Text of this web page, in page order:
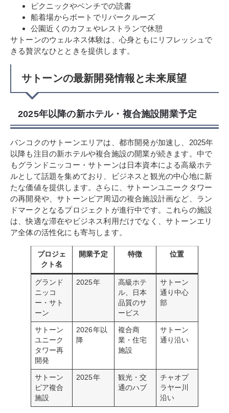
ピクニックやベンチでの読書
船着場からボートでリバークルーズ
公園近くのカフェやレストランで休憩
サトーンのウェルネス体験は、心身ともにリフレッシュで
きる贅沢なひとときを提供します。
サトーンの最新開発情報と未来展望
2025年以降の新ホテル・複合施設開業予定
バンコクのサトーンエリアは、都市開発が加速し、2025年
以降も注目の新ホテルや複合施設の開業が続きます。中で
もグランドニッコー・サトーンは日本資本による高級ホテ
ルとして話題を集めており、ビジネスと観光の中心地に新
たな価値を提供します。さらに、サトーンユニークタワー
の再開発や、サトーンピア周辺の複合施設計画など、ラン
ドマークとなるプロジェクトが進行中です。これらの施設
は、快適な滞在やビジネス利用だけでなく、サトーンエリ
ア全体の活性化にも寄与します。
プロジェ
クト名
開業予定 特徴 位置
グランド
ニッコ
ー・サト
ーン
2025年
高級ホテ
ル、日本
品質のサ
ービス
サトーン
通り中心
部
サトーン
ユニーク
タワー再
開発
2026年以
降
複合商
業・住宅
施設
サトーン
通り沿い
サトーン
ピア複合
施設
2025年
観光・交
通のハブ
チャオプ
ラヤー川
沿い